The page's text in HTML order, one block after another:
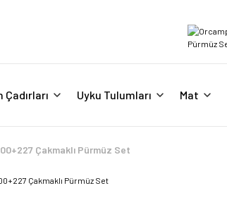
Uyku Tulumları Mat
Çakmaklı Pürmüz Set